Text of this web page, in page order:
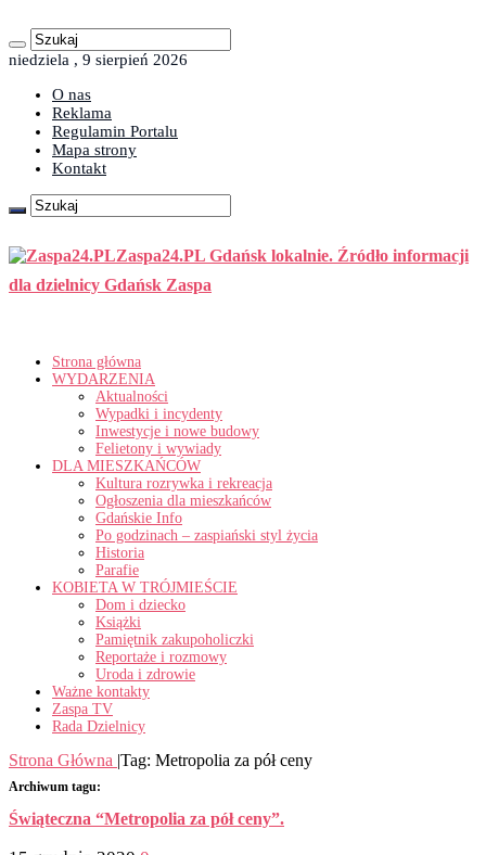
niedziela , 9 sierpień 2026
O nas
Reklama
Regulamin Portalu
Mapa strony
Kontakt
Zaspa24.PL Gdańsk lokalnie. Źródło informacji
dla dzielnicy Gdańsk Zaspa
Strona główna
WYDARZENIA
Aktualności
Wypadki i incydenty
Inwestycje i nowe budowy
Felietony i wywiady
DLA MIESZKAŃCÓW
Kultura rozrywka i rekreacja
Ogłoszenia dla mieszkańców
Gdańskie Info
Po godzinach – zaspiański styl życia
Historia
Parafie
KOBIETA W TRÓJMIEŚCIE
Dom i dziecko
Książki
Pamiętnik zakupoholiczki
Reportaże i rozmowy
Uroda i zdrowie
Ważne kontakty
Zaspa TV
Rada Dzielnicy
Strona Główna |Tag: Metropolia za pół ceny
Archiwum tagu:
Świąteczna “Metropolia za pół ceny”.